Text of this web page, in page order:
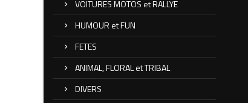
VOITURES MOTOS et RALLYE
HUMOUR et FUN
FETES
ANIMAL, FLORAL et TRIBAL
DIVERS